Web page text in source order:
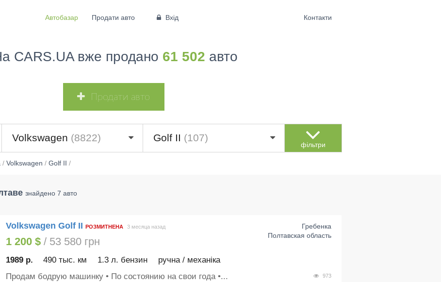
Автобазар Продати авто Вхід Контакти
CARS.UA вже продано 61 502 авто
Продати авто
Volkswagen (8822) Golf II (107)
фільтри
/ Volkswagen / Golf II /
знайдено 7 авто
Volkswagen Golf II РОЗМИТНЕНА
Гребенка
Полтавская область
3 месяца назад
1 200 $/ 53 580 грн
1989 р. 490 тыс. км 1.3 л. бензин ручна / механіка
973
Продам бодрую машинку • По состоянию на свои года •...